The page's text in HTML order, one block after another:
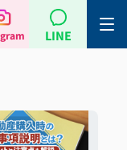
LINE